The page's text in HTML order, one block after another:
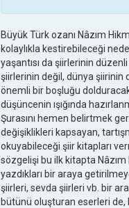
Büyük Türk ozanı Nâzım
kolaylıkla kestirebileceği
yaşantısı da şiirlerinin
şiirlerinin değil, dünya şiirinin
önemli bir boşluğu
düşüncenin ışığında
Şurasını hemen belirtmek
değişiklikleri kapsayan,
okuyabileceği şiir kitapları
sözgelişi bu ilk kitapta
yazdıkları bir araya
şiirleri, sevda şiirleri vb. bir
bütünü oluşturan eserleri de,